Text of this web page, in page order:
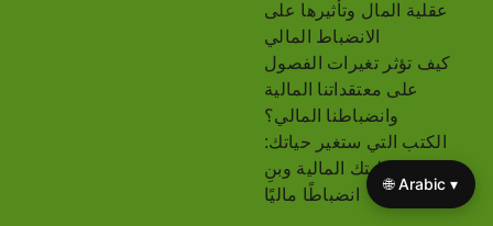
عقلية المال وتأثيرها على
الانضباط المالي
كيف تؤثر تغيرات الفصول
على معتقداتنا المالية
وانضباطنا المالي؟
الكتب التي ستغير حياتك:
حول عقليتك المالية وبنِ
انضباطًا ماليًا
🌐 Arabic ▾